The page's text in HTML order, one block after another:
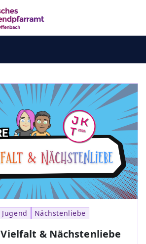
Jugend Nächstenliebe
& Nächstenliebe